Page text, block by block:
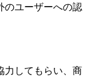
のユーザーへの認
力してもらい、商